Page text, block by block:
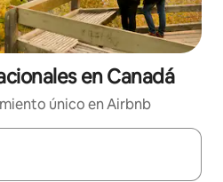
en Canadá
único en Airbnb
disponibles, podrás navegar